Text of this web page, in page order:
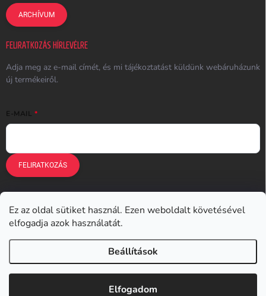
Ez az oldal sütiket használ. Ezen weboldalt követésével
elfogadja azok használatát.
Beállítások
Elfogadom
ARCHÍVUM
FELIRATKOZÁS HÍRLEVÉLRE
Adja meg az e-mail címét, és mi tájékoztatást küldünk webáruházunk
új termékeiről.
E-MAIL
FELIRATKOZÁS
Earplugs.cz Earplugs.sk
Earplugs.at Earplugs.ro Lunesto.cz
Earplugs.hu . Minden jog fenntartva.